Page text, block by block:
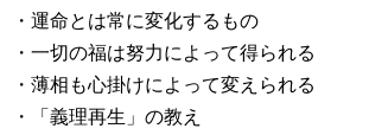
・運命とは常に変化するもの
・一切の福は努力によって得られる
・薄相も心掛けによって変えられる
・「義理再生」の教え